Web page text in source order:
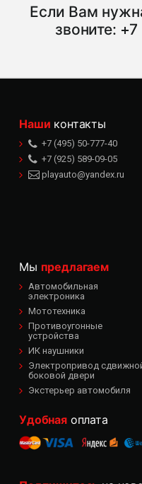
Если Вам
звоните:
Наши контакты
+7 (495) 50-777-40
+7 (925) 589-09-05
playauto@yandex.ru
Мы предлагаем
Автомобильная
электроника
Мототехника
Противоугонные
устройства
ИК наушники
Электропривод
боковой двери
Экстерьер автомобиля
Удобнаяоплата